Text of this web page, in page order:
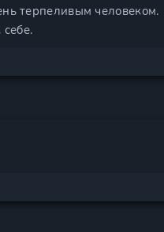
терпеливым человеком.